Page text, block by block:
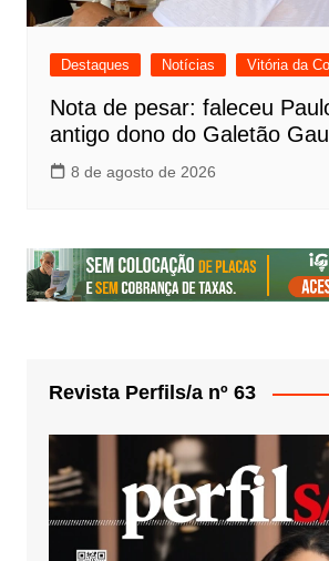
Destaques Notícias Vitória da
Nota de pesar: faleceu
antigo dono do Galetão
8 de agosto de 2026
Revista Perfils/a nº 63